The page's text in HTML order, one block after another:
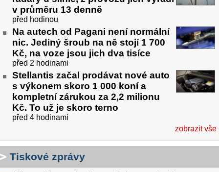
v průměru 13 denně
před hodinou
Na autech od Pagani není normální
nic. Jediný šroub na ně stojí 1 700
Kč, na voze jsou jich dva tisíce
před 2 hodinami
Stellantis začal prodávat nové auto
s výkonem skoro 1 000 koní a
kompletní zárukou za 2,2 milionu
Kč. To už je skoro terno
před 4 hodinami
zobrazit vše
Tiskové zprávy